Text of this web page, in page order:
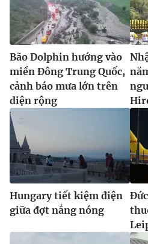
® Cấm sao chép dưới mọi hình
thuận bằng văn bản. Ghi rõ nguồn
thông tin từ website này.
Bão Dolphin hướng vào
miền Đông Trung Quốc,
cảnh báo mưa lớn trên
diện rộng
Hungary tiết kiệm điện
giữa đợt nắng nóng